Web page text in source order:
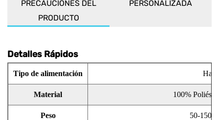
PRECAUCIONES DEL
PRODUCTO
PERSONALIZADA
Detalles Rápidos
Tipo de alimentación
Material 100%
Peso 50-